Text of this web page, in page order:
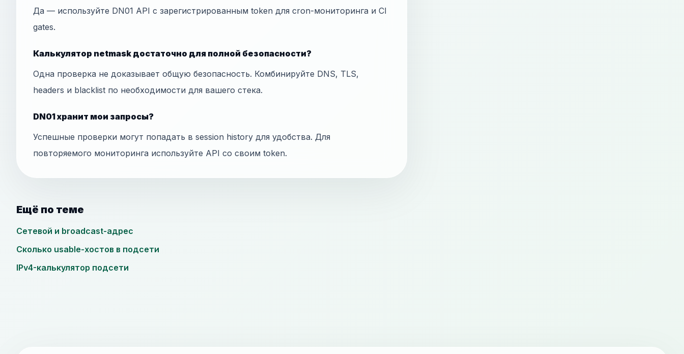
Да — используйте DN01 API с зарегистрированным token для cron-мониторинга и CI
gates.
Калькулятор netmask достаточно для полной безопасности?
Одна проверка не доказывает общую безопасность. Комбинируйте DNS, TLS,
headers и blacklist по необходимости для вашего стека.
DN01 хранит мои запросы?
Успешные проверки могут попадать в session history для удобства. Для
повторяемого мониторинга используйте API со своим token.
Ещё по теме
Сетевой и broadcast-адрес
Сколько usable-хостов в подсети
IPv4-калькулятор подсети